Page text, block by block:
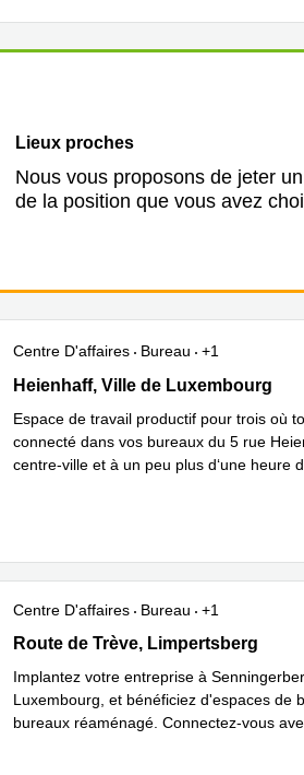
Lieux proches
Nous vous proposons de jeter
de la position que vous avez
Centre D'affaires Bureau +1
Heienhaff 5, Ville de Luxembourg
Heienhaff, Ville de Luxembourg
Espace de travail productif pour trois où
connecté dans vos bureaux du 5 rue
centre-ville et à un peu plus d‘une heure
Centre D'affaires Bureau
+1
Route de Trève 6D,Bâtiment D,
Route de Trève, Limpertsberg
Implantez votre entreprise à
Luxembourg, et bénéficiez d'espaces de
bureaux réaménagé. Connectez-vous